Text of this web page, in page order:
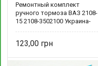
Ремонтный комплект
ручного тормоза ВАЗ 2108-
15 2108-3502100 Украина-
123,00